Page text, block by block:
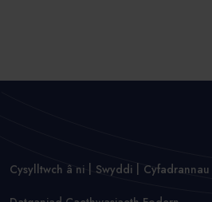
Cysylltwch â ni Swyddi Cyfadrannau